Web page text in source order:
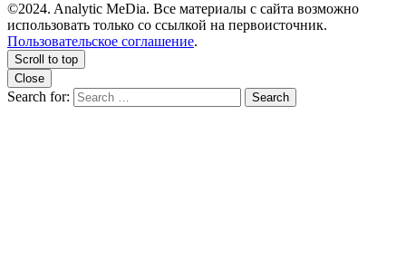
©2024. Analytic MeDia. Все материалы с сайта возможно
использовать только со ссылкой на первоисточник.
Пользовательское соглашение.
Scroll to top
Close
Search for: Search